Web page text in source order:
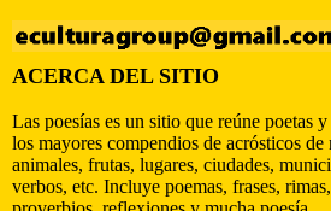
ACERCA DEL SITIO
Las poesías es un sitio que reúne poetas
los mayores compendios de acrósticos de
animales, frutas, lugares, ciudades,
verbos, etc. Incluye poemas, frases,